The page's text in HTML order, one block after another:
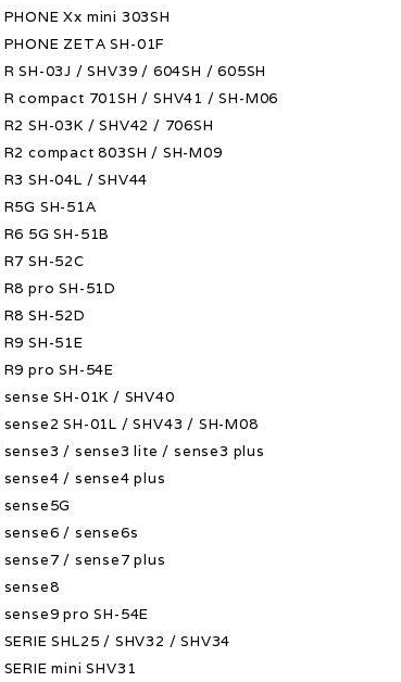
PHONE Xx mini 303SH
PHONE ZETA SH-01F
R SH-03J / SHV39 / 604SH / 605SH
R compact 701SH / SHV41 / SH-M06
R2 SH-03K / SHV42 / 706SH
R2 compact 803SH / SH-M09
R3 SH-04L / SHV44
R5G SH-51A
5G SH-51B
SH-52C
R8 pro SH-51D
SH-52D
SH-51E
R9 pro SH-54E
sense SH-01K / SHV40
sense2 SH-01L / SHV43 / SH-M08
sense3 / sense3 lite / sense3 plus
sense4 / sense4 plus
sense5G
sense6 / sense6s
sense7 / sense7 plus
sense8
sense9 pro SH-54E
SERIE SHL25 / SHV32 / SHV34
mini SHV31